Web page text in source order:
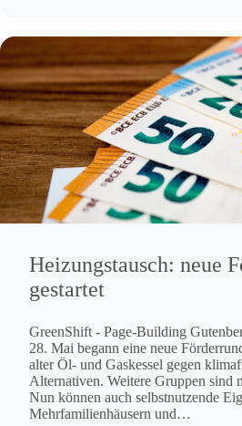
Heizungstausch: neue
gestartet
GreenShift - Page-Building
28. Mai begann eine neue
alter Öl- und Gaskessel gegen
Alternativen. Weitere Gruppen sind
Nun können auch selbstnutzende
Mehrfamilienhäusern und